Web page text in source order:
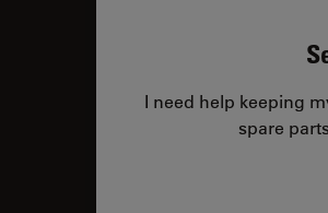
I need help keeping
spare